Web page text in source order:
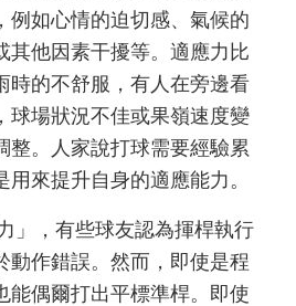
例如心情的迫切感、氣候的
其他因素干擾等。適應力比
時的不舒服，有人在旁邊看
球場狀況不佳或果嶺速度變
整。人家說打球需要經驗累
用來提升自身的適應能力。
，有些球友認為揮桿執行
動作錯誤。然而，即使是程
能偶爾打出平標準桿。即使